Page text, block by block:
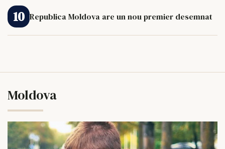
Republica Moldova are un nou premier desemnat
Moldova